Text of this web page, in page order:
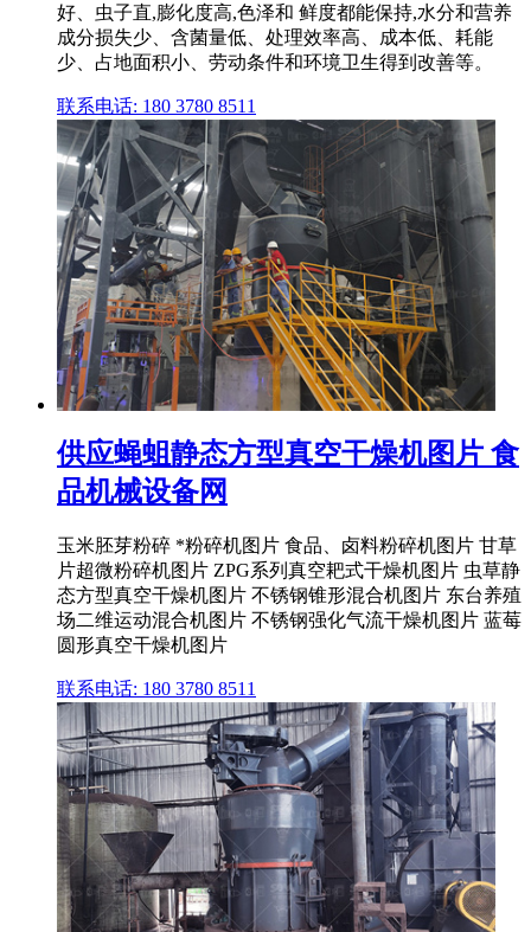
好、虫子直,膨化度高,色泽和 鲜度都能保持,水分和营养
成分损失少、含菌量低、处理效率高、成本低、耗能
少、占地面积小、劳动条件和环境卫生得到改善等。
联系电话: 180 3780 8511
供应蝇蛆静态方型真空干燥机图片 食
品机械设备网
玉米胚芽粉碎 *粉碎机图片 食品、卤料粉碎机图片 甘草
片超微粉碎机图片 ZPG系列真空耙式干燥机图片 虫草静
态方型真空干燥机图片 不锈钢锥形混合机图片 东台养殖
场二维运动混合机图片 不锈钢强化气流干燥机图片 蓝莓
圆形真空干燥机图片
联系电话: 180 3780 8511